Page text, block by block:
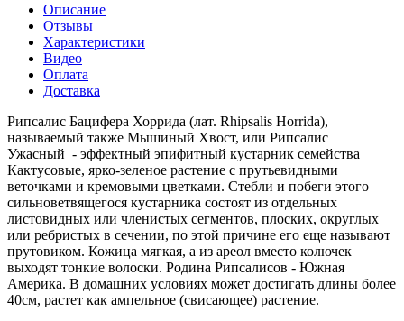
Описание
Отзывы
Характеристики
Видео
Оплата
Доставка
Рипсалис Бацифера Хоррида (лат. Rhipsalis Horrida),
называемый также Мышиный Хвост, или Рипсалис
Ужасный - эффектный эпифитный кустарник семейства
Кактусовые, ярко-зеленое растение с прутьевидными
веточками и кремовыми цветками. Стебли и побеги этого
сильноветвящегося кустарника состоят из отдельных
листовидных или членистых сегментов, плоских, округлых
или ребристых в сечении, по этой причине его еще называют
прутовиком. Кожица мягкая, а из ареол вместо колючек
выходят тонкие волоски. Родина Рипсалисов - Южная
Америка. В домашних условиях может достигать длины более
40см, растет как ампельное (свисающее) растение.